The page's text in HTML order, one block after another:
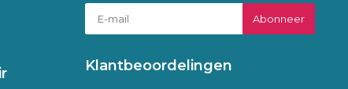
Abonneer
Klantbeoordelingen